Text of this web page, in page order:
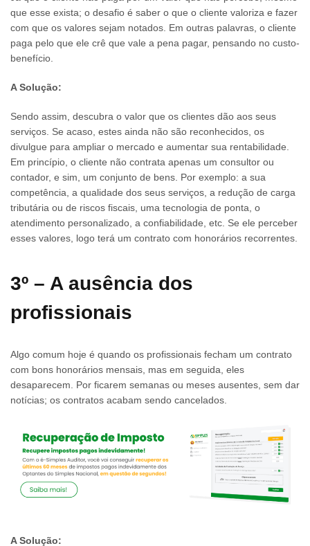
que esse exista; o desafio é saber o que o cliente valoriza e fazer
com que os valores sejam notados. Em outras palavras, o cliente
paga pelo que ele crê que vale a pena pagar, pensando no custo-
benefício.
A Solução:
Sendo assim, descubra o valor que os clientes dão aos seus
serviços. Se acaso, estes ainda não são reconhecidos, os
divulgue para ampliar o mercado e aumentar sua rentabilidade.
Em princípio, o cliente não contrata apenas um consultor ou
contador, e sim, um conjunto de bens. Por exemplo: a sua
competência, a qualidade dos seus serviços, a redução de carga
tributária ou de riscos fiscais, uma tecnologia de ponta, o
atendimento personalizado, a confiabilidade, etc. Se ele perceber
esses valores, logo terá um contrato com honorários recorrentes.
3º – A ausência dos
profissionais
Algo comum hoje é quando os profissionais fecham um contrato
com bons honorários mensais, mas em seguida, eles
desaparecem. Por ficarem semanas ou meses ausentes, sem dar
notícias; os contratos acabam sendo cancelados.
A Solução: